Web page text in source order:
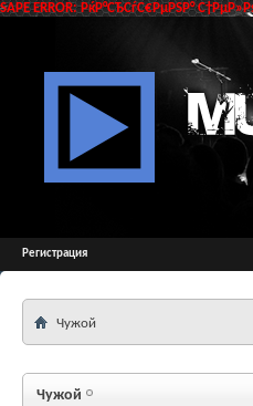
SAPE ERROR: РќР°СЂСѓС€РµРЅР°
Регистрация
Чужой
Чужой